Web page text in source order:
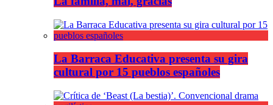
La Barraca Educativa presenta su gira
cultural por 15 pueblos españoles